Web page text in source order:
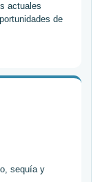
actuales
de
sequía y